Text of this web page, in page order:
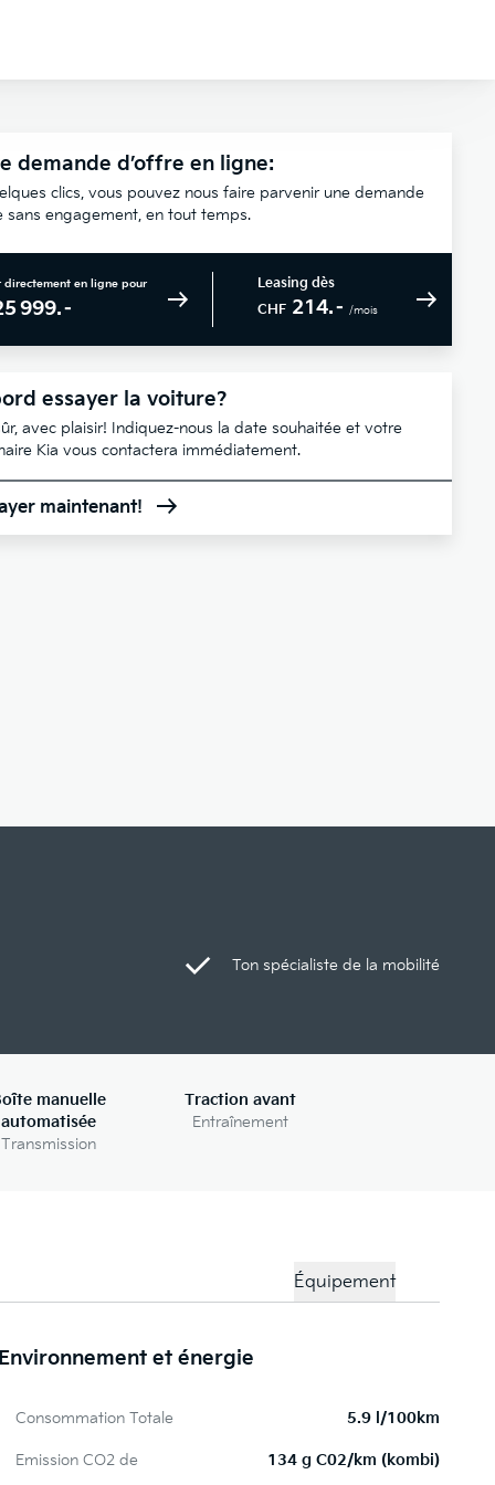
demande d’offre en ligne:
clics, vous pouvez nous faire parvenir une demande
sans engagement, en tout temps.
directement en ligne pour
999.–
Leasing dès
CHF 214.– /mois
essayer la voiture?
avec plaisir! Indiquez-nous la date souhaitée et votre
Kia vous contactera immédiatement.
maintenant!
Ton spécialiste de la mobilité
manuelle
automatisée
Transmission
Traction avant
Entraînement
Équipement
Environnement et énergie
Consommation Totale 5.9 l/100km
Emission CO2 de 134 g C02/km (kombi)